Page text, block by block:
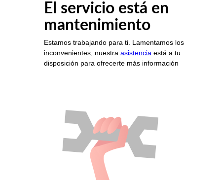
El servicio está en
mantenimiento
Estamos trabajando para ti. Lamentamos los
inconvenientes, nuestra asistencia está a tu
disposición para ofrecerte más información